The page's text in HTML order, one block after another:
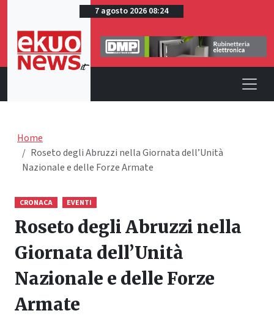
7 agosto 2026 08:24
Home
Roseto degli Abruzzi nella Giornata dell’Unità
Nazionale e delle Forze Armate
CRONACA EVENTI
Roseto degli Abruzzi nella
Giornata dell’Unità
Nazionale e delle Forze
Armate